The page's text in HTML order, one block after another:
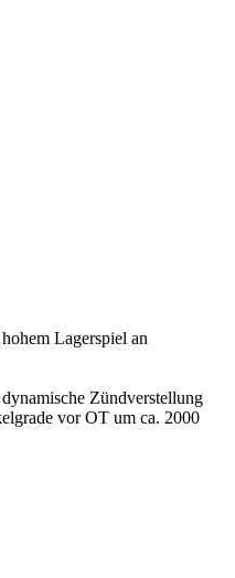
Lagerspiel an
Zündverstellung
vor OT um ca. 2000